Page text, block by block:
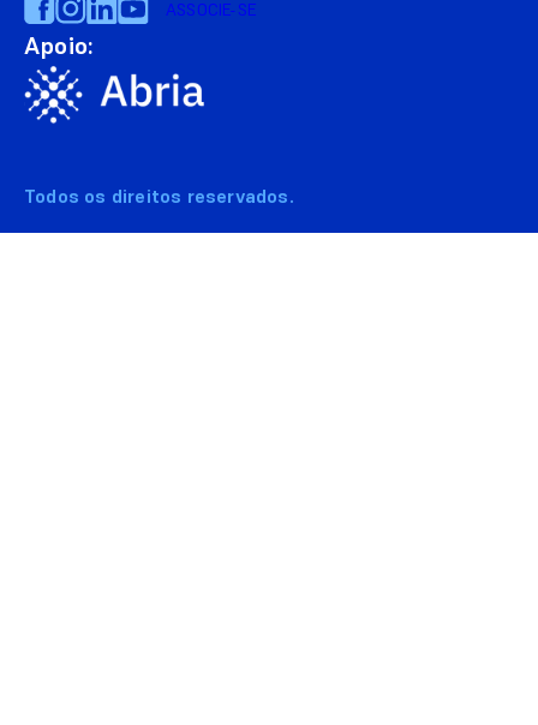
ASSOCIE-SE
Apoio:
Todos os direitos reservados.